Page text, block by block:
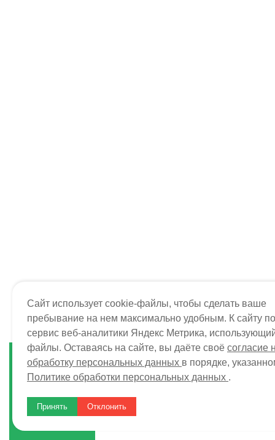
МОНТАЖ
2026 © «StopRadiators»
Сайт использует cookie-файлы, чтобы сделать ваше
пребывание на нем максимально удобным. К сайту
сервис веб-аналитики Яндекс Метрика,
файлы. Оставаясь на сайте, вы даёте своё согласие
обработку персональных данных в порядке,
Политике обработки персональных данных .
Принять Отклонить